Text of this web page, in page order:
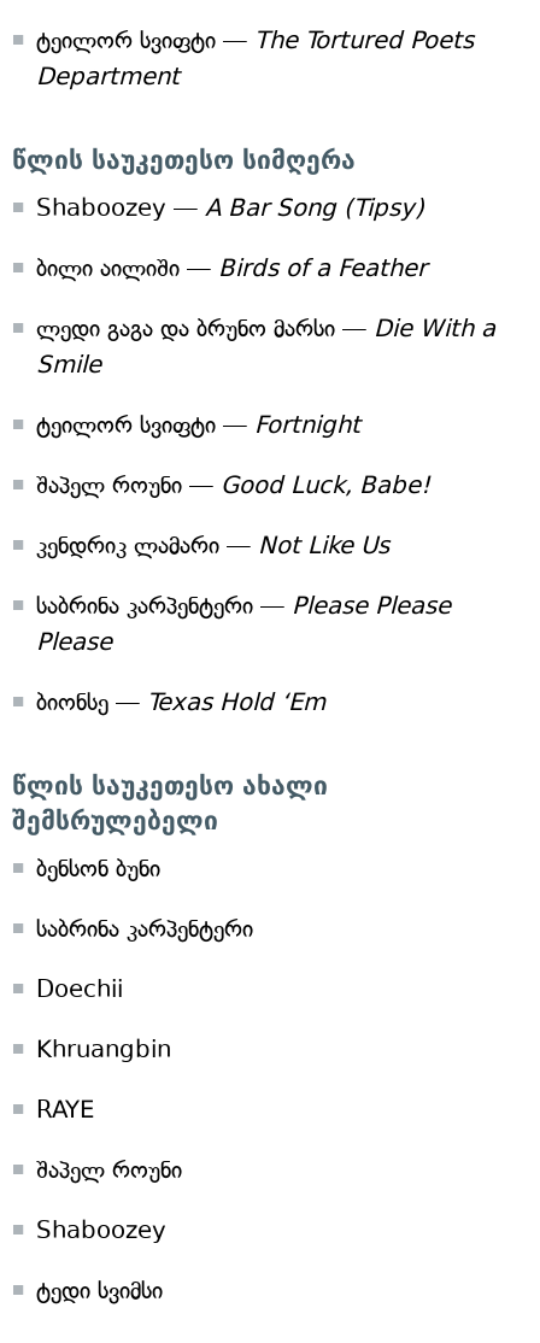
ტეილორ სვიფტი — The Tortured Poets
Department
წლის საუკეთესო სიმღერა
Shaboozey — A Bar Song (Tipsy)
ბილი აილიში — Birds of a Feather
ლედი გაგა და ბრუნო მარსი — Die With a
Smile
ტეილორ სვიფტი — Fortnight
შაპელ როუნი — Good Luck, Babe!
კენდრიკ ლამარი — Not Like Us
საბრინა კარპენტერი — Please Please
Please
ბიონსე — Texas Hold ‘Em
წლის საუკეთესო ახალი
შემსრულებელი
ბენსონ ბუნი
საბრინა კარპენტერი
Doechii
Khruangbin
RAYE
შაპელ როუნი
Shaboozey
ტედი სვიმსი